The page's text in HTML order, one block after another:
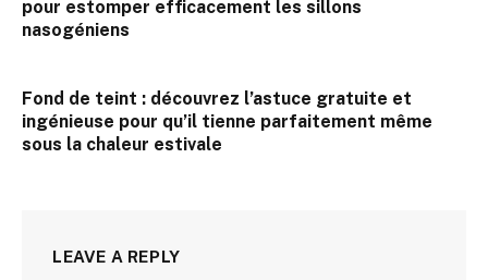
pour estomper efficacement les sillons
nasogéniens
Fond de teint : découvrez l’astuce gratuite et
ingénieuse pour qu’il tienne parfaitement même
sous la chaleur estivale
LEAVE A REPLY